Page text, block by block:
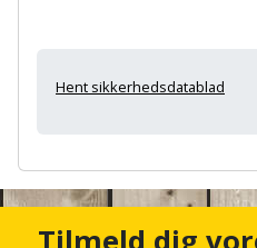
møtrikker
Søm
Nøgleværktøj
Oliekande
Høvl
tilbehør
Hegn
Hent sikkerhedsdatablad
c